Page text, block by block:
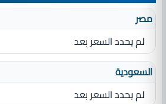
مصر
لم يحدد السعر بعد
السعودية
لم يحدد السعر بعد